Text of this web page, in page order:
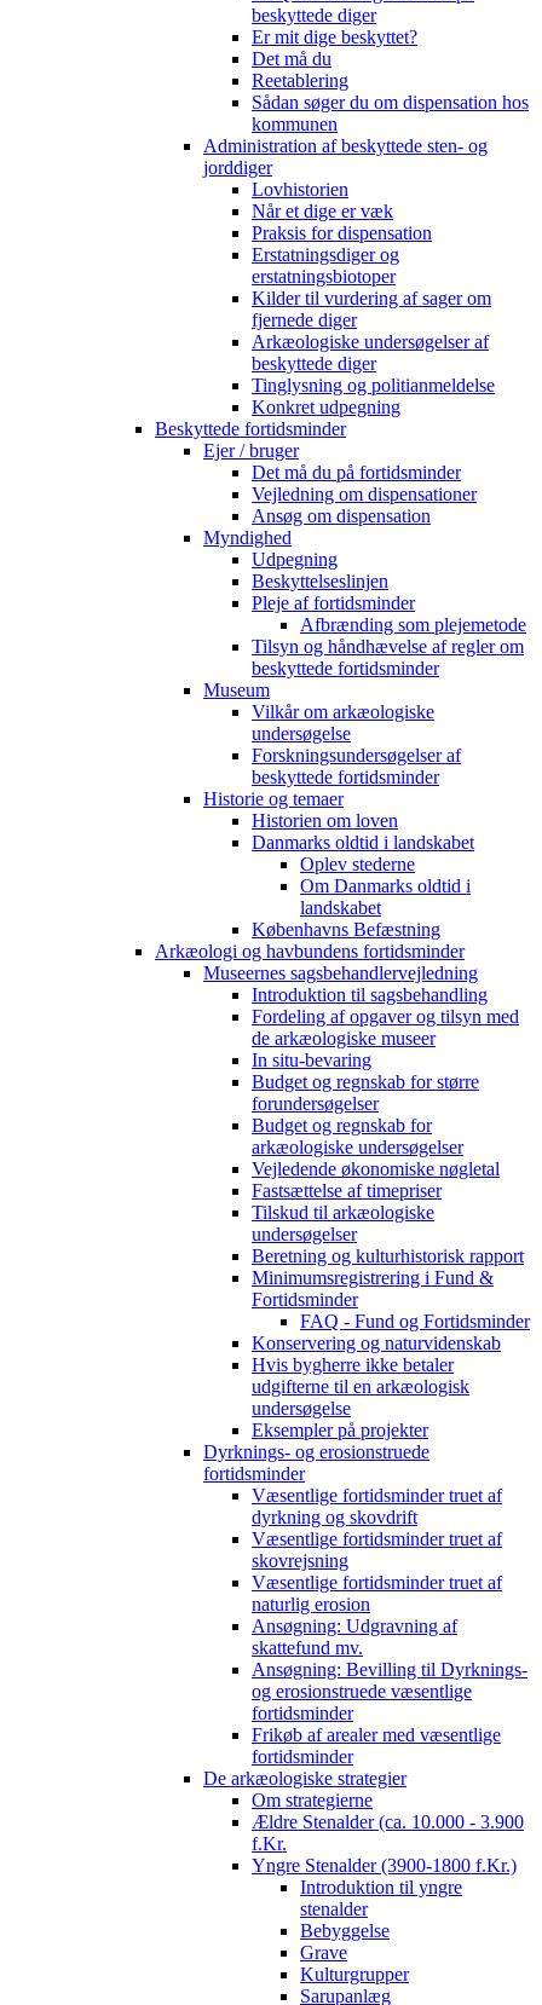
beskyttede diger
Er mit dige beskyttet?
Det må du
Reetablering
Sådan søger du om dispensation hos
kommunen
Administration af beskyttede sten- og
jorddiger
Lovhistorien
Når et dige er væk
Praksis for dispensation
Erstatningsdiger og
erstatningsbiotoper
Kilder til vurdering af sager om
fjernede diger
Arkæologiske undersøgelser af
beskyttede diger
Tinglysning og politianmeldelse
Konkret udpegning
Beskyttede fortidsminder
Ejer / bruger
Det må du på fortidsminder
Vejledning om dispensationer
Ansøg om dispensation
Myndighed
Udpegning
Beskyttelseslinjen
Pleje af fortidsminder
Afbrænding som plejemetode
Tilsyn og håndhævelse af regler om
beskyttede fortidsminder
Museum
Vilkår om arkæologiske
undersøgelse
Forskningsundersøgelser af
beskyttede fortidsminder
Historie og temaer
Historien om loven
Danmarks oldtid i landskabet
Oplev stederne
Om Danmarks oldtid i
landskabet
Københavns Befæstning
Arkæologi og havbundens fortidsminder
Museernes sagsbehandlervejledning
Introduktion til sagsbehandling
Fordeling af opgaver og tilsyn med
de arkæologiske museer
In situ-bevaring
Budget og regnskab for større
forundersøgelser
Budget og regnskab for
arkæologiske undersøgelser
Vejledende økonomiske nøgletal
Fastsættelse af timepriser
Tilskud til arkæologiske
undersøgelser
Beretning og kulturhistorisk rapport
Minimumsregistrering i Fund &
Fortidsminder
FAQ - Fund og Fortidsminder
Konservering og naturvidenskab
Hvis bygherre ikke betaler
udgifterne til en arkæologisk
undersøgelse
Eksempler på projekter
Dyrknings- og erosionstruede
fortidsminder
Væsentlige fortidsminder truet af
dyrkning og skovdrift
Væsentlige fortidsminder truet af
skovrejsning
Væsentlige fortidsminder truet af
naturlig erosion
Ansøgning: Udgravning af
skattefund mv.
Ansøgning: Bevilling til Dyrknings-
og erosionstruede væsentlige
fortidsminder
Frikøb af arealer med væsentlige
fortidsminder
De arkæologiske strategier
Om strategierne
Ældre Stenalder (ca. 10.000 - 3.900
f.Kr.
Yngre Stenalder (3900-1800 f.Kr.)
Introduktion til yngre
stenalder
Bebyggelse
Grave
Kulturgrupper
Sarupanlæg